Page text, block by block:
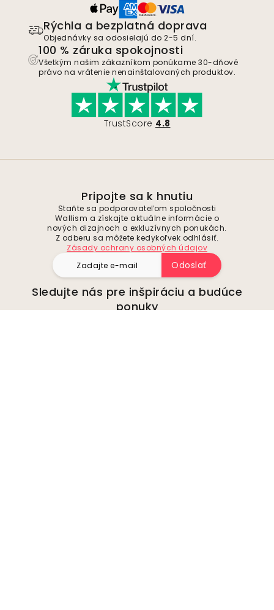
Rýchla a bezplatná doprava
Objednávky sa odosielajú do 2-5 dní.
100 % záruka spokojnosti
Všetkým našim zákazníkom ponúkame 30-dňové
právo na vrátenie nenainštalovaných produktov.
TrustScore 4.8
Pripojte sa k hnutiu
Staňte sa podporovateľom spoločnosti
Wallism a získajte aktuálne informácie o
nových dizajnoch a exkluzívnych ponukách.
Z odberu sa môžete kedykoľvek odhlásiť.
Zásady ochrany osobných údajov
Odoslať
Sledujte nás pre inšpiráciu a budúce
ponuky